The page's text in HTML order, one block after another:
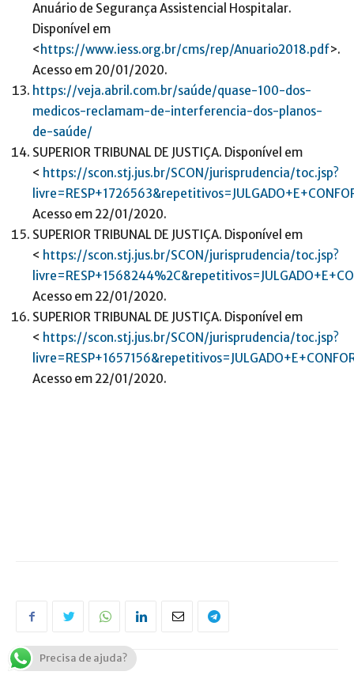
Anuário de Segurança Assistencial Hospitalar.
Disponível em
< https://www.iess.org.br/cms/rep/Anuario2018.pdf>.
Acesso em 20/01/2020.
https://veja.abril.com.br/saúde/quase-100-dos-
medicos-reclamam-de-interferencia-dos-planos-
de-saúde/
SUPERIOR TRIBUNAL DE JUSTIÇA. Disponível em
< https://scon.stj.jus.br/SCON/jurisprudencia/toc.jsp?
Acesso em 22/01/2020.
SUPERIOR TRIBUNAL DE JUSTIÇA. Disponível em
< https://scon.stj.jus.br/SCON/jurisprudencia/toc.jsp?
Acesso em 22/01/2020.
SUPERIOR TRIBUNAL DE JUSTIÇA. Disponível em
< https://scon.stj.jus.br/SCON/jurisprudencia/toc.jsp?
Acesso em 22/01/2020.
Precisa de ajuda?